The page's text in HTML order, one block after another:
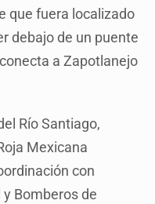
que fuera localizado
debajo de un puente
a Zapotlanejo
Río Santiago,
Mexicana
con
Bomberos de